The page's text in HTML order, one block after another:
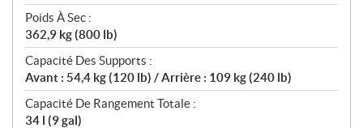
Poids À Sec :
362,9 kg (800 lb)
Capacité Des Supports :
Avant : 54,4 kg (120 lb) / Arrière : 109 kg (240 lb)
Capacité De Rangement Totale :
34 l (9 gal)